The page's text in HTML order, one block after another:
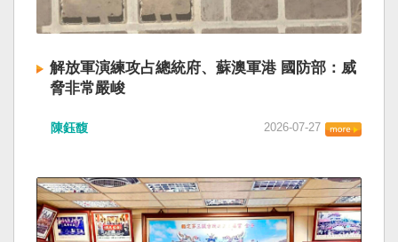
解放軍演練攻占總統府、蘇澳軍港 國防部：威
脅非常嚴峻
陳鈺馥 2026-07-27